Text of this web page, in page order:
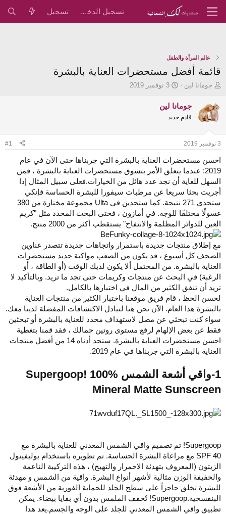
تسجيل الدخول تسجيل
عالم المرأة والطفل
قائمة أفضل مستحضرات العناية بالبشرة
ب
د
ئ
ا
و
و
ع
جومانا لين
ت
ر
خ
ب
3 نوفمبر 2019
جومانا لين
قادم جديد
3 نوفمبر 2019 #1
احسن مستحضرات العناية بالبشرة التي جربناها حتى الآن في عام
2019: عندما يتعلق الأمر بتسوق مستحضرات العناية بالبشرة ، فمن
السهل للغاية أن نجد عدد هائل من الخيارات.فعلى سبيل المثال إدا
أجريت بحثا سريعا عن مرطبات سيفورا للبشرة الحساسة فإنكي
ستجدي 271 نتيجة. كما ستجدين في Ulta مجموعة مختارة من 380
غسولًا مختلفًا للوجه. في أمازون ، فحتى البحث المحدد مثل "كريم
العين للدوائر المظلمة والانتفاخ" يستقطب أكثر من 2000 منتج.
مع إطلاق منتجات جديدة باستمرار واتجاهات جديدة تتصدر عناوين
الصحف كل أسبوع ، قد يكون من الصعب مواكبة جديد مستحضرات
العناية بالبشرة. من المحتمل ألا يكون لديك الوقت (أو الطاقة ، أو
الرغبة) في البحث عن منتجات وكريمات حتى تجد ما تريد. وبالتأكيد لا
تريد أن تنفق الكثير من المال في اختبارها بالكامل.
لحسن الحظ ، قام فريق موقعنا باختبار الكثير من منتجات العناية
بالبشرة هذا العام. الآن نحن هنا لتبادل الاكتشافات المفضلة لدينا معك.
سواء كنت تبحثي عن مصل لاستهداف محدد للعناية بالبشرة أو تبحثين
فقط عن بعض الإلهام لرفع مستوى روتين جمالك ، فقد قمنا بتغطية
احسن مستحضرات العناية بالبشرة. ستجد أدناه 14 من أفضل منتجات
العناية بالبشرة التي جربناها في عام 2019.
1-واقي أشعة الشمس Supergoop! 100%
Mineral Matte Sunscreen
Supergoop! تم تصميم واقي الشمس المعدني للعناية بالبشرة مع
SPF 40 مع مراعاة البشرة الحساسة. تم تطويره باستخدام بوليفينول
الزيتون (المعروف بتهدئة الاحمرار والتهيج) ، هذه التركيبة الناعمة
والخفيفة الوزن مثالية لأشهر أنواع البشرة. واقية من الشمس و مهدئة
للبشرة تخلق حاجزاً على سطح الجلد للحماية الفورية من الأشعة فوق
البنفسجية.Supergoop! تُخفف الملمس بدون أي بقايا بيضاء. يمكن
تطبيق واقي الشمس المعدني للجلد على الوجه والجسم.يعد هدا